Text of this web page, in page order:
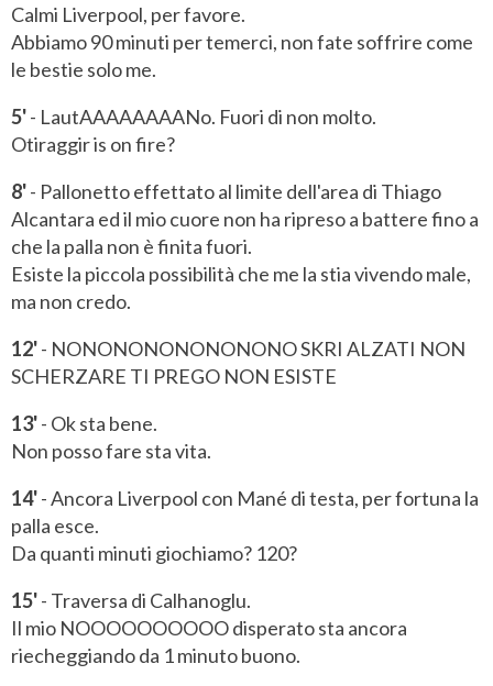
Calmi Liverpool, per favore.
Abbiamo 90 minuti per temerci, non fate soffrire come
le bestie solo me.
5'- LautAAAAAAAANo. Fuori di non molto.
Otiraggir is on fire?
8'- Pallonetto effettato al limite dell'area di Thiago
Alcantara ed il mio cuore non ha ripreso a battere fino a
che la palla non è finita fuori.
Esiste la piccola possibilità che me la stia vivendo male,
ma non credo.
12'- NONONONONONONONO SKRI ALZATI NON
SCHERZARE TI PREGO NON ESISTE
13'- Ok sta bene.
Non posso fare sta vita.
14'- Ancora Liverpool con Mané di testa, per fortuna la
palla esce.
Da quanti minuti giochiamo? 120?
15'- Traversa di Calhanoglu.
Il mio NOOOOOOOOOO disperato sta ancora
riecheggiando da 1 minuto buono.